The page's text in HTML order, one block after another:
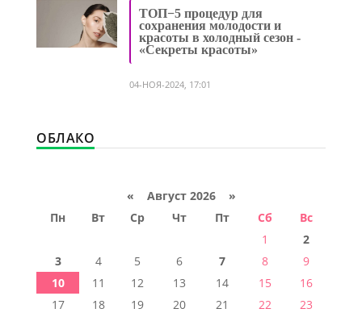
ТОП−5 процедур для
сохранения молодости и
красоты в холодный сезон -
«Секреты красоты»
04-НОЯ-2024, 17:01
ОБЛАКО
« Август 2026 »
Пн
Вт Ср Чт Пт Сб
Вс
1
2
3
4 5 6 7 8
9
10
11 12 13 14 15
16
17
18 19 20 21 22
23